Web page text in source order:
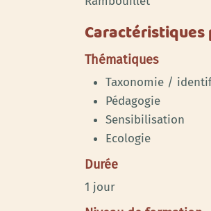
Caractéristiques
Thématiques
Taxonomie /
Pédagogie
Sensibilisation
Ecologie
Durée
1 jour